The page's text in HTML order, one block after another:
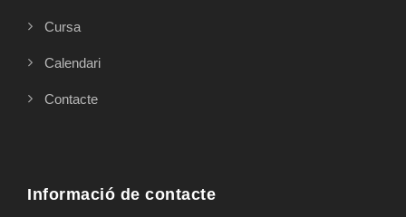
Cursa
Calendari
Contacte
Informació de contacte